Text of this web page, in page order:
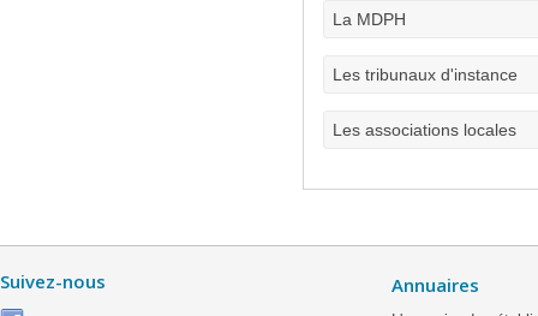
La MDPH
Les tribunaux d'instance
Les associations locales
Suivez-nous Annuaires